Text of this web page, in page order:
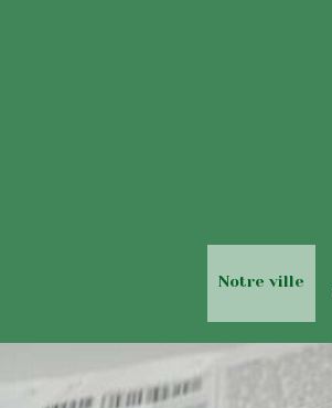
Notre ville